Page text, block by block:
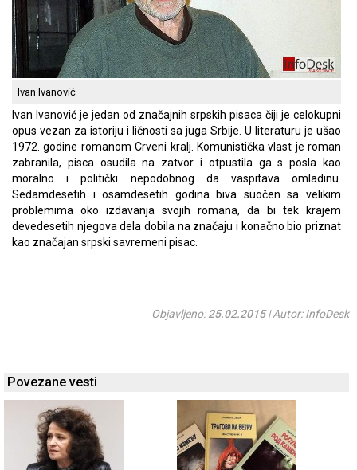
Ivan Ivanović
Ivan Ivanović je jedan od značajnih srpskih pisaca čiji je celokupni
opus vezan za istoriju i ličnosti sa juga Srbije. U literaturu je ušao
1972. godine romanom Crveni kralj. Komunistička vlast je roman
zabranila, pisca osudila na zatvor i otpustila ga s posla kao
moralno i politički nepodobnog da vaspitava omladinu.
Sedamdesetih i osamdesetih godina biva suočen sa velikim
problemima oko izdavanja svojih romana, da bi tek krajem
devedesetih njegova dela dobila na značaju i konačno bio priznat
kao značajan srpski savremeni pisac.
Objavljeno:25.02.2015| Autor: InfoDesk
Povezane vesti